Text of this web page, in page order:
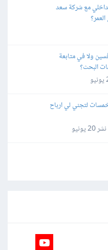
مع شركة سعد
ولا في متابعة
البحث؟
لتجني لي ارباح
20 يونيو